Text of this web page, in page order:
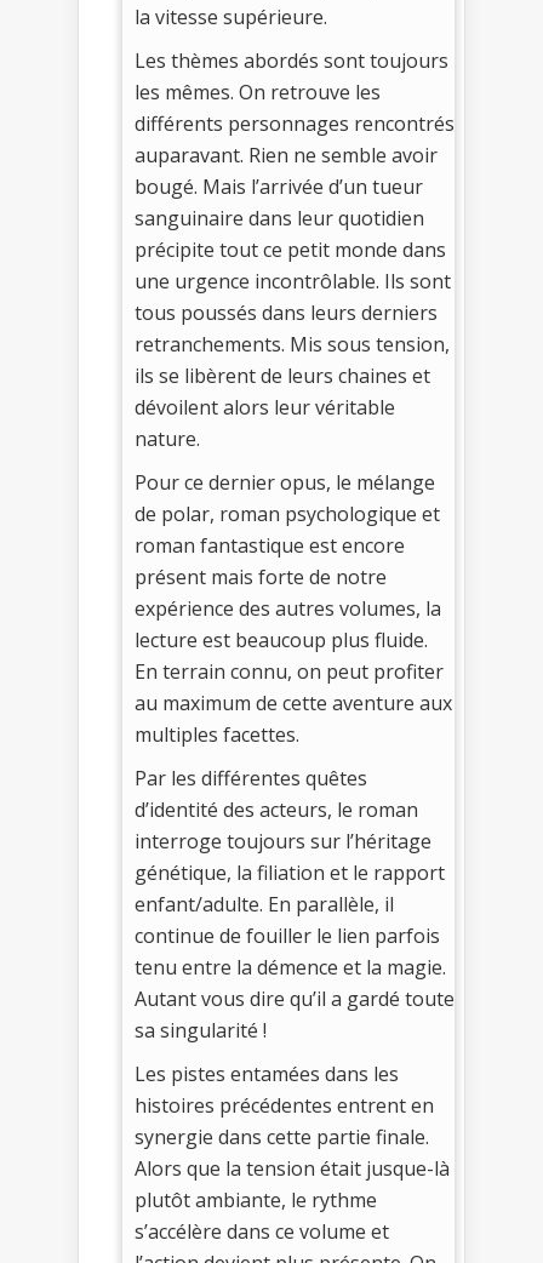
la vitesse supérieure.
Les thèmes abordés sont toujours
les mêmes. On retrouve les
différents personnages rencontrés
auparavant. Rien ne semble avoir
bougé. Mais l’arrivée d’un tueur
sanguinaire dans leur quotidien
précipite tout ce petit monde dans
une urgence incontrôlable. Ils sont
tous poussés dans leurs derniers
retranchements. Mis sous tension,
ils se libèrent de leurs chaines et
dévoilent alors leur véritable
nature.
Pour ce dernier opus, le mélange
de polar, roman psychologique et
roman fantastique est encore
présent mais forte de notre
expérience des autres volumes, la
lecture est beaucoup plus fluide.
En terrain connu, on peut profiter
au maximum de cette aventure aux
multiples facettes.
Par les différentes quêtes
d’identité des acteurs, le roman
interroge toujours sur l’héritage
génétique, la filiation et le rapport
enfant/adulte. En parallèle, il
continue de fouiller le lien parfois
tenu entre la démence et la magie.
Autant vous dire qu’il a gardé toute
sa singularité !
Les pistes entamées dans les
histoires précédentes entrent en
synergie dans cette partie finale.
Alors que la tension était jusque-là
plutôt ambiante, le rythme
s’accélère dans ce volume et